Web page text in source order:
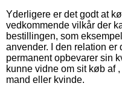
Yderligere er det godt at
vedkommende vilkår der
bestillingen, som
anvender. I den relation er
permanent opbevarer sin
kunne vidne om sit køb af
mand eller kvinde.